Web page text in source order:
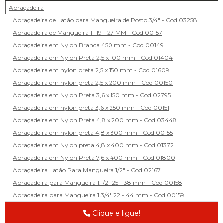
Abraçadeira
Abraçadeira de Latão para Mangueira de Posto 3/4" - Cod 03258
Abracadeira de Mangueira 1" 19 - 27 MM - Cod 00157
Abraçadeira em Nylon Branca 450 mm - Cod 00149
Abraçadeira em Nylon Preta 2,5 x 100 mm - Cod 01404
Abraçadeira em nylon preta 2,5 x 150 mm - Cod 01609
Abraçadeira em nylon preta 2,5 x 200 mm - Cod 00150
Abraçadeira em Nylon Preta 3,6 x 150 mm - Cod 02795
Abraçadeira em nylon preta 3,6 x 250 mm - Cod 00151
Abraçadeira em Nylon Preta 4,8 x 200 mm - Cod 03448
Abraçadeira em nylon preta 4,8 x 300 mm - Cod 00155
Abraçadeira em Nylon preta 4,8 x 400 mm - Cod 01372
Abraçadeira em Nylon Preta 7,6 x 400 mm - Cod 01800
Abraçadeira Latão Para Mangueira 1/2" - Cod 02167
Abracadeira para Mangueira 1.1/2" 25 - 38 mm - Cod 00158
Abracadeira para Mangueira 1.3/4" 22 - 44 mm - Cod 00159
Abracadeira para Mangueira 1/2' 14 - 22 - Cod 02585
Clique e ligue!